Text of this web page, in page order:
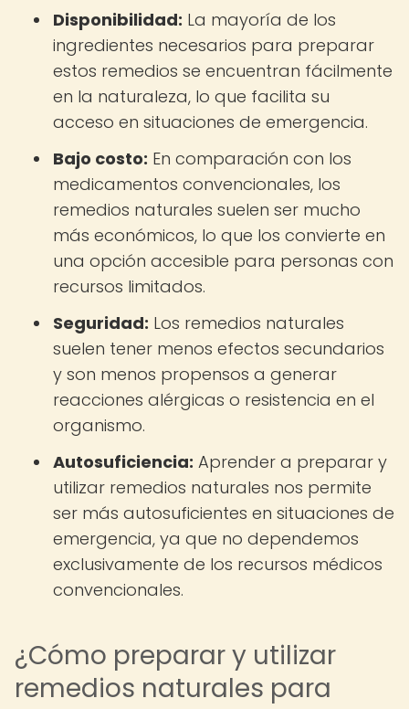
Disponibilidad: La mayoría de los
ingredientes necesarios para preparar
estos remedios se encuentran fácilmente
en la naturaleza, lo que facilita su
acceso en situaciones de emergencia.
Bajo costo: En comparación con los
medicamentos convencionales, los
remedios naturales suelen ser mucho
más económicos, lo que los convierte en
una opción accesible para personas con
recursos limitados.
Seguridad: Los remedios naturales
suelen tener menos efectos secundarios
y son menos propensos a generar
reacciones alérgicas o resistencia en el
organismo.
Autosuficiencia: Aprender a preparar y
utilizar remedios naturales nos permite
ser más autosuficientes en situaciones de
emergencia, ya que no dependemos
exclusivamente de los recursos médicos
convencionales.
¿Cómo preparar y utilizar
remedios naturales para